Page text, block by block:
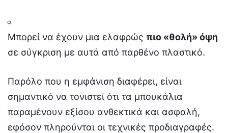
Μπορεί να έχουν μια ελαφρώς πιο «θολή» όψη
σε σύγκριση με αυτά από παρθένο πλαστικό.
Παρόλο που η εμφάνιση διαφέρει, είναι
σημαντικό να τονιστεί ότι τα μπουκάλια
παραμένουν εξίσου ανθεκτικά και ασφαλή,
εφόσον πληρούνται οι τεχνικές προδιαγραφές.